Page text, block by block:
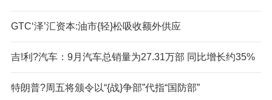
GTC‘泽’汇资本:油市{轻}松吸收额外供应
吉!利?汽车：9月汽车总销量为27.31万部 同比增长约35%
特朗普?周五将颁令以“{战}争部”代指“国防部”